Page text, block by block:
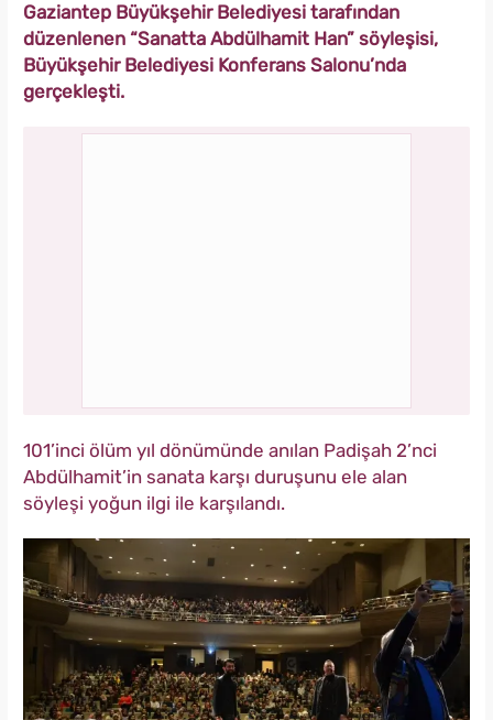
Gaziantep Büyükşehir Belediyesi tarafından
düzenlenen “Sanatta Abdülhamit Han” söyleşisi,
Büyükşehir Belediyesi Konferans Salonu’nda
gerçekleşti.
101’inci ölüm yıl dönümünde anılan Padişah 2’nci
Abdülhamit’in sanata karşı duruşunu ele alan
söyleşi yoğun ilgi ile karşılandı.